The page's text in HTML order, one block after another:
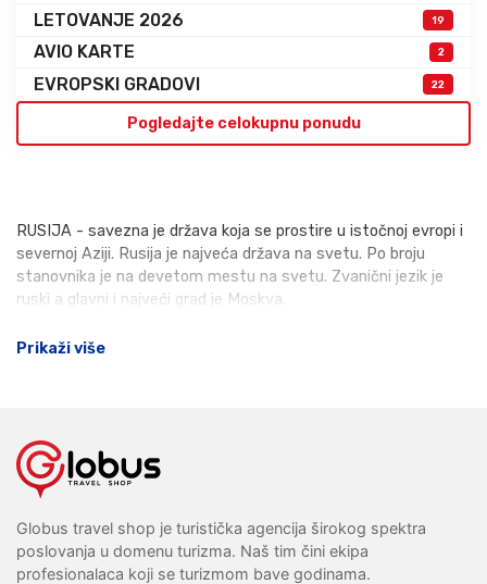
LETOVANJE 2026 19
AVIO KARTE 2
EVROPSKI GRADOVI 22
Pogledajte celokupnu ponudu
RUSIJA - savezna je država koja se prostire u istočnoj evropi i
severnoj Aziji. Rusija je najveća država na svetu. Po broju
stanovnika je na devetom mestu na svetu. Zvanični jezik je
ruski a glavni i najveći grad je Moskva.
Prikaži više
Globus travel shop je turistička agencija širokog spektra
poslovanja u domenu turizma. Naš tim čini ekipa
profesionalaca koji se turizmom bave godinama.